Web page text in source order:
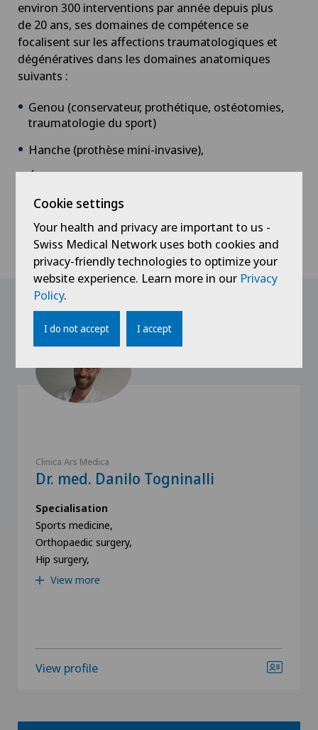
environ 300 interventions par année depuis plus
de 20 ans, ses domaines de compétence se
focalisent sur les affections traumatologiques et
dégénératives dans les domaines anatomiques
suivants :
Genou (conservateur, prothétique, ostéotomies,
traumatologie du sport)
Hanche (prothèse mini-invasive),
Épaule (conservateur, chirurgie arthroscopique,
CV
Our speakers
Clinica Ars Medica
Dr. med. Danilo Togninalli
Specialisation
Sports medicine,
Orthopaedic surgery,
Hip surgery,
View more
View profile
Cookie settings
Your health and privacy are important to us -
Swiss Medical Network uses both cookies and
privacy-friendly technologies to optimize your
website experience. Learn more in our Privacy
Policy.
I do not accept I accept